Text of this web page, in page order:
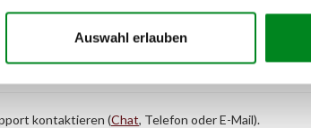
Auswahl erlauben
kontaktieren (Chat, Telefon oder E-Mail).